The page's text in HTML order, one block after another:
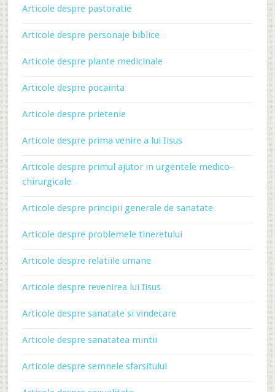
Articole despre pastoratie
Articole despre personaje biblice
Articole despre plante medicinale
Articole despre pocainta
Articole despre prietenie
Articole despre prima venire a lui Iisus
Articole despre primul ajutor in urgentele medico-
chirurgicale
Articole despre principii generale de sanatate
Articole despre problemele tineretului
Articole despre relatiile umane
Articole despre revenirea lui Iisus
Articole despre sanatate si vindecare
Articole despre sanatatea mintii
Articole despre semnele sfarsitului